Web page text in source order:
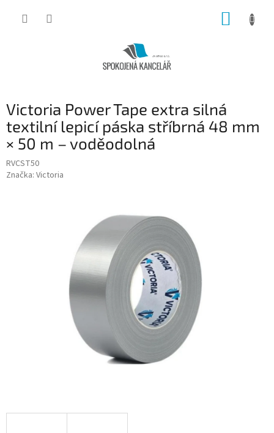
Victoria Power Tape extra silná
textilní lepicí páska stříbrná 48 mm
× 50 m – voděodolná
RVCST50
Značka: Victoria